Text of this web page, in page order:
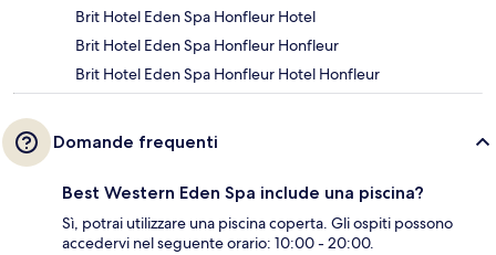
Brit Hotel Eden Spa Honfleur Hotel
Brit Hotel Eden Spa Honfleur Honfleur
Brit Hotel Eden Spa Honfleur Hotel Honfleur
Domande frequenti
Best Western Eden Spa include una piscina?
Sì, potrai utilizzare una piscina coperta. Gli ospiti possono
accedervi nel seguente orario: 10:00 - 20:00.